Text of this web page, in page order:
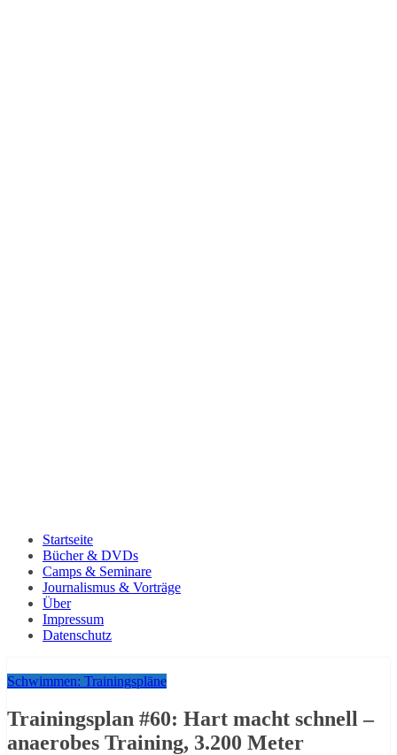
Startseite
Bücher & DVDs
Camps & Seminare
Journalismus & Vorträge
Über
Impressum
Datenschutz
Schwimmen: Trainingspläne
Trainingsplan #60: Hart macht schnell –
anaerobes Training, 3.200 Meter